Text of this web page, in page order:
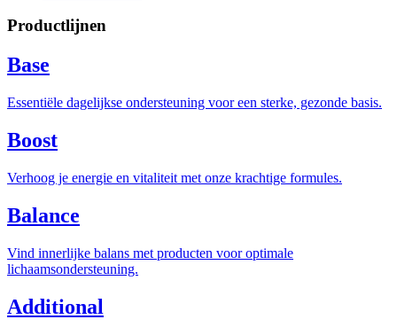
Productlijnen
Base
Essentiële dagelijkse ondersteuning voor een sterke, gezonde basis.
Boost
Verhoog je energie en vitaliteit met onze krachtige formules.
Balance
Vind innerlijke balans met producten voor optimale
lichaamsondersteuning.
Additional